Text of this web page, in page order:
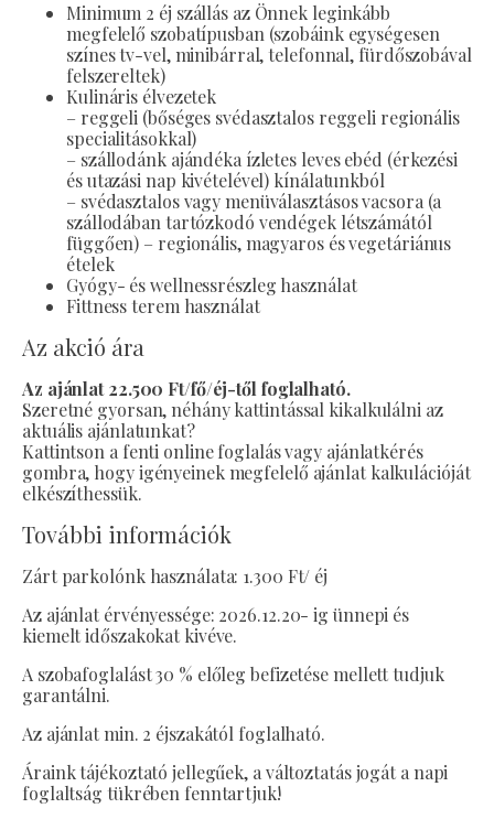
Minimum 2 éj szállás az Önnek leginkább
megfelelő szobatípusban (szobáink egységesen
színes tv-vel, minibárral, telefonnal, fürdőszobával
felszereltek)
Kulináris élvezetek
– reggeli (bőséges svédasztalos reggeli regionális
specialitásokkal)
– szállodánk ajándéka ízletes leves ebéd (érkezési
és utazási nap kivételével) kínálatunkból
– svédasztalos vagy menüválasztásos vacsora (a
szállodában tartózkodó vendégek létszámától
függően) – regionális, magyaros és vegetáriánus
ételek
Gyógy- és wellnessrészleg használat
Fittness terem használat
Az akció ára
Az ajánlat 22.500 Ft/fő/éj-től foglalható.
Szeretné gyorsan, néhány kattintással kikalkulálni az
aktuális ajánlatunkat?
Kattintson a fenti online foglalás vagy ajánlatkérés
gombra, hogy igényeinek megfelelő ajánlat kalkulációját
elkészíthessük.
További információk
Zárt parkolónk használata: 1.300 Ft/ éj
Az ajánlat érvényessége: 2026.12.20- ig ünnepi és
kiemelt időszakokat kivéve.
A szobafoglalást 30 % előleg befizetése mellett tudjuk
garantálni.
Az ajánlat min. 2 éjszakától foglalható.
Áraink tájékoztató jellegűek, a változtatás jogát a napi
foglaltság tükrében fenntartjuk!